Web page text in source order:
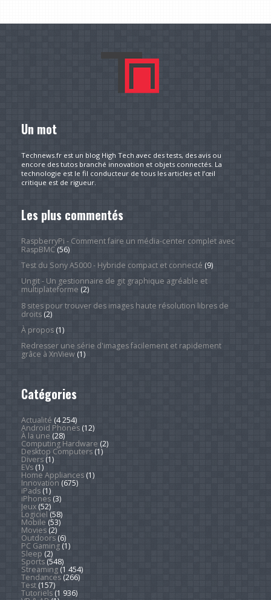
Un mot
Technews.fr est un blog High Tech avec des tests, des avis ou
encore des tutos branché innovation et objets connectés. La
technologie est le fil conducteur de tous les articles et l’œil
critique est de rigueur.
Les plus commentés
RaspberryPi - Comment faire un média-center complet avec
RaspBMC(56)
Test du Sony A5000 - Hybride compact et connecté (9)
Ungit - Un gestionnaire de git graphique agréable et
multiplateforme (2)
8 sites pour trouver des images haute résolution libres de
droits(2)
À propos(1)
Redresser une série d'images facilement et rapidement
grâce à XnView(1)
Catégories
Actualité (4 254)
Android Phones(12)
À la une (28)
Computing Hardware (2)
Desktop Computers(1)
Divers(1)
EVs(1)
Home Appliances(1)
Innovation (675)
iPads(1)
iPhones(3)
Jeux(52)
Logiciel (58)
Mobile (53)
Movies(2)
Outdoors(6)
PC Gaming(1)
Sleep (2)
Sports(548)
Streaming(1 454)
Tendances(266)
Test(157)
Tutoriels(1 936)